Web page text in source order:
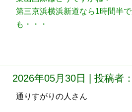
第三京浜横浜新道なら1時間半
も・・・
2026年05月30日 | 投稿者
通りすがりの人さん